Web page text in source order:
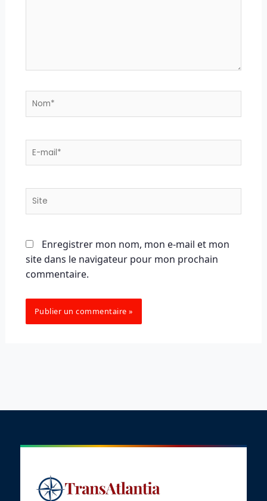
Nom*
E-
Site
Enregistrer mon nom, mon e-mail et mon
site dans le navigateur pour mon prochain
commentaire.